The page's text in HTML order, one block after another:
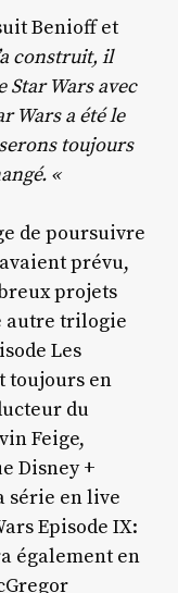
Benioff et
construit, il
Wars avec
Wars a été le
toujours
«
de poursuivre
prévu,
projets
autre trilogie
Les
toujours en
du
Feige,
Disney +
série en live
Episode IX:
également en